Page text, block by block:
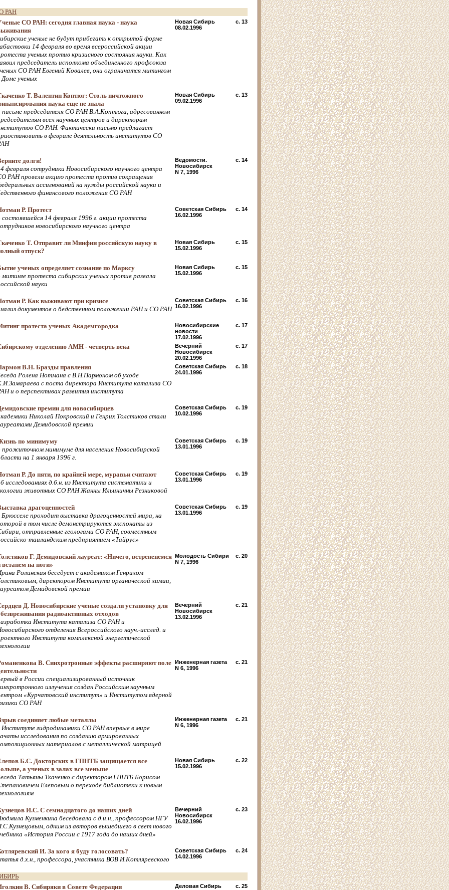
РАН
СО РАН: сегодня главная наука - наука
ученые не будут прибегать к открытой форме
14 февраля во время всероссийской акции
ученых против кризисного состояния науки. Как
председатель исполкома объединенного профсоюза
СО РАН Евгений Ковалев, они ограничатся митингом
Доме ученых
Новая Сибирь
08.02.1996
c. 13
Т. Валентин Коптюг: Столь ничтожного
наука еще не знала
письме председателя СО РАН В.А.Коптюга, адресованном
всех научных центров и директорам
СО РАН. Фактически письмо предлагает
в феврале деятельность институтов СО
Новая Сибирь
09.02.1996
c. 13
долги!
февраля сотрудники Новосибирского научного центра
РАН провели акцию протеста против сокращения
ассигнований на нужды российской науки и
финансового положения СО РАН
Ведомости.
Новосибирск
N 7, 1996
c. 14
Р. Протест
состоявшейся 14 февраля 1996 г. акции протеста
новосибирского научного центра
Советская Сибирь
16.02.1996
c. 14
Т. Отправит ли Минфин российскую науку в
отпуск?
Новая Сибирь
15.02.1996
c. 15
ученых определяет сознание по Марксу
митинге протеста сибирских ученых против развала
науки
Новая Сибирь
15.02.1996
c. 15
Р. Как выживают при кризисе
документов о бедственном положении РАН и СО РАН
Советская Сибирь
16.02.1996
c. 16
протеста ученых Академгородка
Новосибирские
новости
17.02.1996
c. 17
отделению АМН - четверть века
Вечерний
Новосибирск
20.02.1996
c. 17
В.Н. Бразды правления
Ролена Нотмана с В.Н.Пармоном об уходе
с поста директора Института катализа СО
и о перспективах развития института
Советская Сибирь
24.01.1996
c. 18
премии для новосибирцев
Николай Покровский и Генрих Толстиков стали
Демидовской премии
Советская Сибирь
10.02.1996
c. 19
по минимуму
прожиточном минимуме для населения Новосибирской
на 1 января 1996 г.
Советская Сибирь
13.01.1996
c. 19
Р. До пяти, по крайней мере, муравьи считают
исследованиях д.б.н. из Института систематики и
животных СО РАН Жанны Ильиничны Резниковой
Советская Сибирь
13.01.1996
c. 19
драгоценностей
Брюсселе проходит выставка драгоценностей мира, на
в том числе демонстрируются экспонаты из
отправленные геологами СО РАН, совместным
таиландским предприятием «Тайрус»
Советская Сибирь
13.01.1996
c. 19
Г. Демидовский лауреат: «Ничего, встрепенемся
встанем на ноги»
Ролинская беседует с академиком Генрихом
директором Института органической химии,
Демидовской премии
Молодость Сибири
N 7, 1996
c. 20
Д. Новосибирские ученые создали установку для
радиоактивных отходов
Института катализа СО РАН и
отделения Всероссийского науч.-исслед. и
Института комплексной энергетической
Вечерний
Новосибирск
13.02.1996
c. 21
В. Синхротронные эффекты расширяют поле
в России специализированный источник
излучения создан Российским научным
«Курчатовский институт» и Институтом ядерной
СО РАН
Инженерная газета
N 6, 1996
c. 21
соединяет любые металлы
Институте гидродинамики СО РАН впервые в мире
исследования по созданию армированных
материалов с металлической матрицей
Инженерная газета
N 6, 1996
c. 21
Б.С. Докторских в ГПНТБ защищается все
а ученых в залах все меньше
Татьяны Ткаченко с директором ГПНТБ Борисом
Елеповым о переходе библиотеки к новым
Новая Сибирь
15.02.1996
c. 22
И.С. С семнадцатого до наших дней
Кузменкина беседовала с д.и.н., профессором НГУ
одним из авторов вышедшего в свет нового
«История России с 1917 года до наших дней»
Вечерний
Новосибирск
16.02.1996
c. 23
И. За кого я буду голосовать?
д.х.н., профессора, участника ВОВ И.Котляревского
Советская Сибирь
14.02.1996
c. 24
В. Сибиряки в Совете Федерации
Деловая Сибирь
c. 25